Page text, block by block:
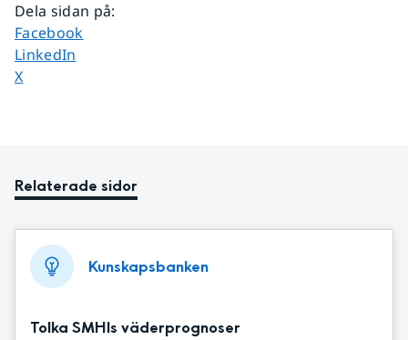
Dela sidan på:
Dela sidan på
Facebook
Dela sidan på
LinkedIn
Dela sidan på
X
Relaterade sidor
Kunskapsbanken
Tolka SMHIs väderprognoser